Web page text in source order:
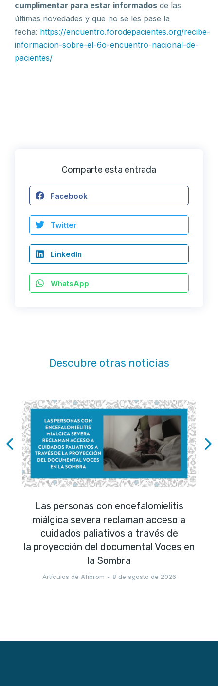
cumplimentar para estar informados de las
últimas novedades y que no se les pase la
fecha: https://encuentro.forodepacientes.org/recibe-
informacion-sobre-el-6o-encuentro-nacional-de-
pacientes/
Comparte esta entrada
Facebook
Twitter
LinkedIn
WhatsApp
Descubre otras noticias
Las personas con encefalomielitis
miálgica severa reclaman acceso a
cuidados paliativos a través de
la proyección del documental Voces en
la Sombra
Artículos de Afibrom 8 de agosto de 2026